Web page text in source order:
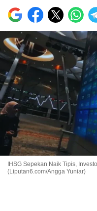
IHSG Sepekan Naik Tipis,
(Liputan6.com/Angga Yuniar)